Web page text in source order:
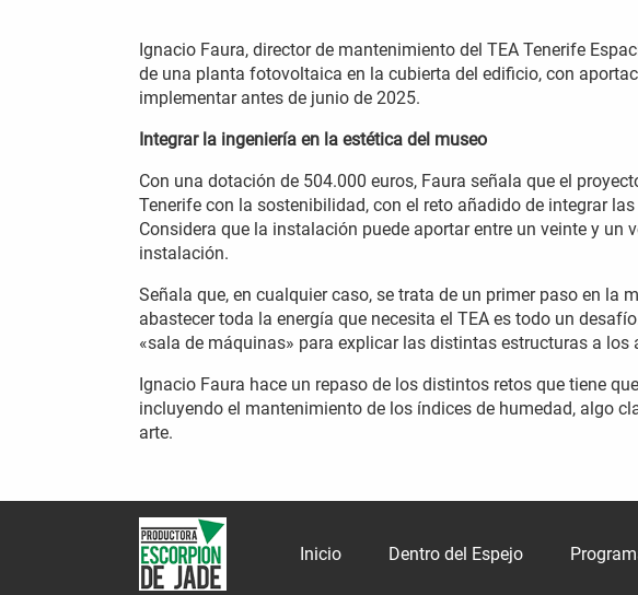
Ignacio Faura, director de mantenimiento del TEA Tenerife
de una planta fotovoltaica en la cubierta del edificio, con
implementar antes de junio de 2025.
Integrar la ingeniería en la estética del museo
Con una dotación de 504.000 euros, Faura señala que el
Tenerife con la sostenibilidad, con el reto añadido de integrar
Considera que la instalación puede aportar entre un veinte y un
instalación.
Señala que, en cualquier caso, se trata de un primer paso en la
abastecer toda la energía que necesita el TEA es todo un
«sala de máquinas» para explicar las distintas estructuras a los
Ignacio Faura hace un repaso de los distintos retos que tiene
incluyendo el mantenimiento de los índices de humedad, algo
arte.
Inicio Dentro del Espejo